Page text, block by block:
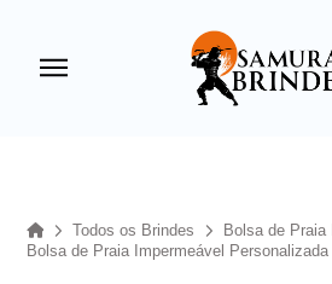
HomeTodos os Brindes
Bolsa de Praia
Bolsa de Praia Impermeável Personalizada